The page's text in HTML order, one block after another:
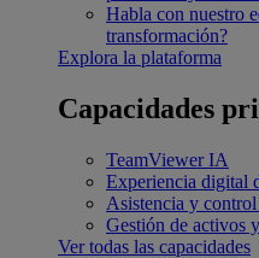
Habla con nuestro
transformación?
Explora la plataforma
Capacidades
TeamViewer IA
Experiencia digital
Asistencia y
Gestión de activos
Ver todas las capacidades